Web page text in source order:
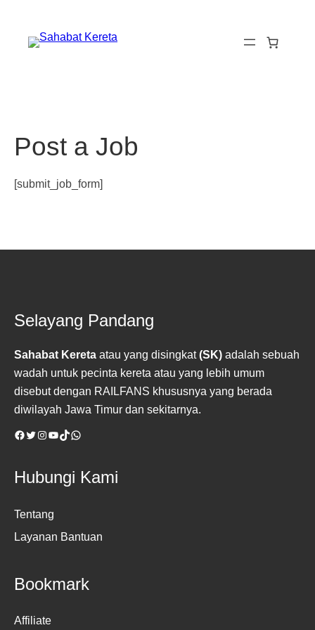
konten
Post a Job
[submit_job_form]
Selayang Pandang
Sahabat Kereta atau yang disingkat(SK) adalah sebuah
wadah untuk pecinta kereta atau yang lebih umum
disebut dengan RAILFANS khususnya yang berada
diwilayah Jawa Timur dan sekitarnya.
Facebook Twitter Instagram YouTube TikTok WhatsApp
Hubungi Kami
Tentang
Layanan Bantuan
Bookmark
Affiliate